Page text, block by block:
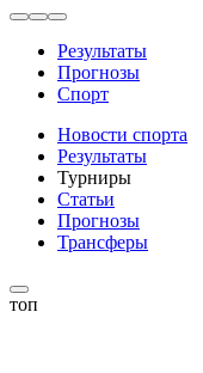
Результаты
Прогнозы
Спорт
Новости спорта
Результаты
Турниры
Статьи
Прогнозы
Трансферы
топ